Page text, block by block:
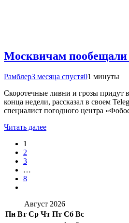
Москвичам пообещали
Рамблер3 месяца спустя01 минуты
Скоротечные ливни и грозы придут
конца недели, рассказал в своем
специалист погодного центра
Читать далее
1
2
3
…
8
Август 2026
Пн Вт Ср Чт Пт Сб Вс